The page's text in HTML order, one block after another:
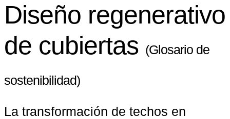
Diseño regenerativo
de cubiertas (Glosario de
sostenibilidad)
La transformación de techos en